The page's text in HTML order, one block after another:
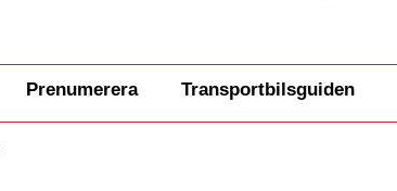
Prenumerera Transportbilsguiden